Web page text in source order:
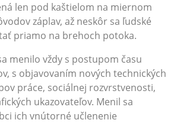
len pod kaštielom na miernom
záplav, až neskôr sa ľudské
priamo na brehoch potoka.
menilo vždy s postupom času
s objavovaním nových technických
práce, sociálnej rozvrstvenosti,
ukazovateľov. Menil sa
ich vnútorné učlenenie